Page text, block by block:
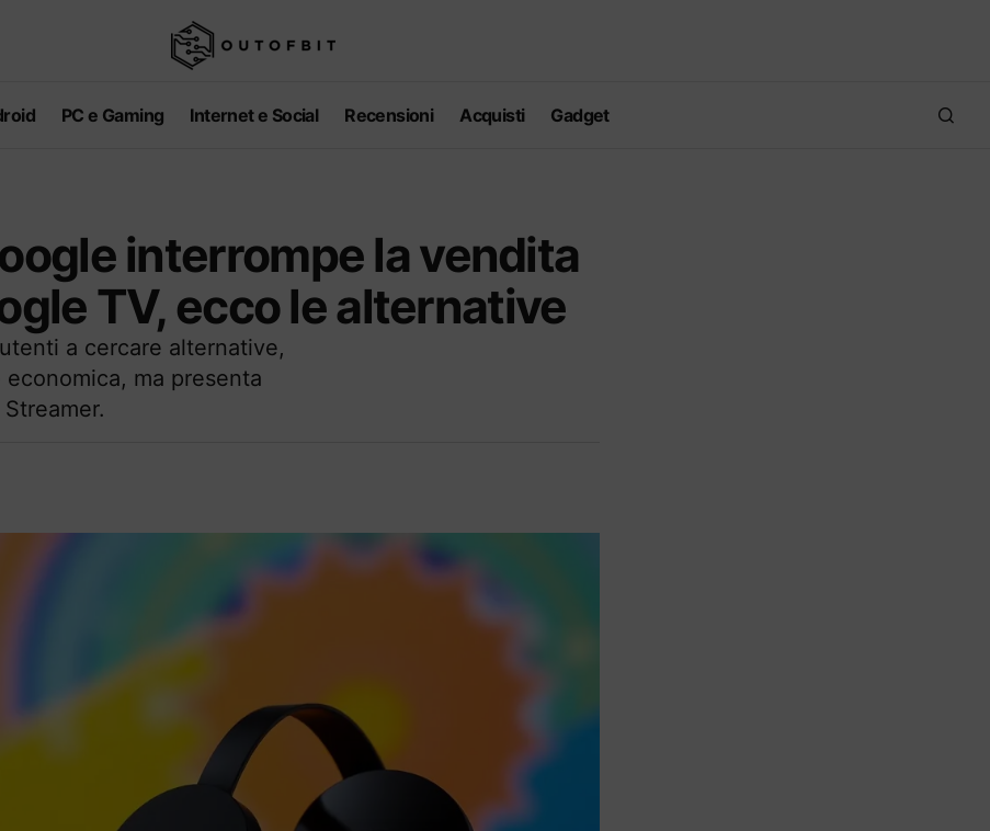
PC e Gaming Internet e Social Recensioni Acquisti Gadget
interrompe la vendita
TV, ecco le alternative
a cercare alternative,
ma presenta